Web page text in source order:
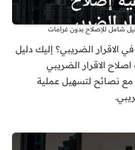
شامل للإصلاح بدون غرامات
الاقرار الضريبي؟ إليك دليل
الاقرار الضريبي
نصائح لتسهيل عملية